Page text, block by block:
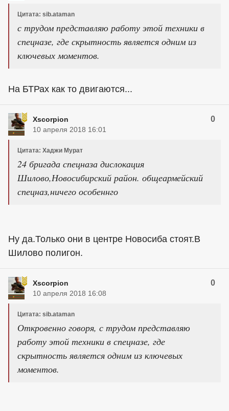
Цитата: sib.ataman
с трудом представляю работу этой техники в
спецназе, где скрытность является одним из
ключевых моментов.
На БТРах как то двигаются...
Xscorpion 0
10 апреля 2018 16:01
Цитата: Хаджи Мурат
24 бригада спецназа дислокация
Шилово,Новосибирский район. общеармейский
спецназ,ничего особеннго
Ну да.Только они в центре Новосиба стоят.В
Шилово полигон.
Xscorpion 0
10 апреля 2018 16:08
Цитата: sib.ataman
Откровенно говоря, с трудом представляю
работу этой техники в спецназе, где
скрытность является одним из ключевых
моментов.